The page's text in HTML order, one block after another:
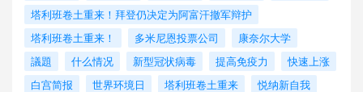
塔利班卷土重来！拜登仍决定为阿富汗撤军辩护
塔利班卷土重来！
多米尼恩投票公司
康奈尔大学
議題
什么情况 新型冠状病毒 提高免疫力
快速上涨
白宫简报
世界环境日 塔利班卷土重来
悦纳新自我